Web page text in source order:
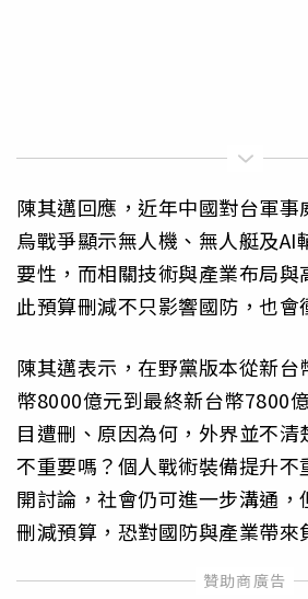
陳其邁回應，近年中國對台軍
烏戰爭顯示無人機、無人艇及AI
要性，而相關技術與產業布局與
此預算刪減不只影響國防，也會
陳其邁表示，在野黨版本從新
幣8000億元到最終新台幣7800
目遭刪、原因為何，外界並不清
不重要嗎？個人戰術裝備提升不
開討論，社會仍可進一步溝通，
刪減預算，恐對國防與產業帶來